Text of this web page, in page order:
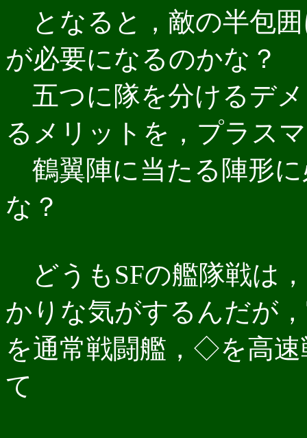
となると，敵の半包
が必要になるのかな？
五つに隊を分けるデ
るメリットを，プラス
鶴翼陣に当たる陣形
な？
どうもSFの艦隊戦は
かりな気がするんだが
を通常戦闘艦，◇を高
て